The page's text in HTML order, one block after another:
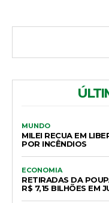
MUNDO
MILEI RECUA EM
POR INCÊNDIOS
ECONOMIA
RETIRADAS DA
R$ 7,15 BILHÕES EM